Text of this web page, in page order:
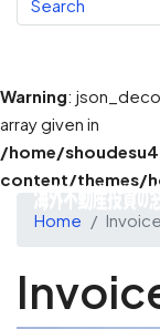
Warning:
array given in
/home/
content/themes/
Home